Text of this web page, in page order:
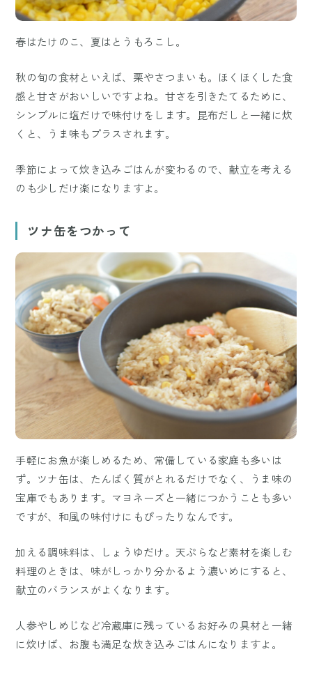
春はたけのこ、夏はとうもろこし。
秋の旬の食材といえば、栗やさつまいも。ほくほくした食
感と甘さがおいしいですよね。甘さを引きたてるために、
シンプルに塩だけで味付けをします。昆布だしと一緒に炊
くと、うま味もプラスされます。
季節によって炊き込みごはんが変わるので、献立を考える
のも少しだけ楽になりますよ。
ツナ缶をつかって
手軽にお魚が楽しめるため、常備している家庭も多いは
ず。ツナ缶は、たんぱく質がとれるだけでなく、うま味の
宝庫でもあります。マヨネーズと一緒につかうことも多い
ですが、和風の味付けにもぴったりなんです。
加える調味料は、しょうゆだけ。天ぷらなど素材を楽しむ
料理のときは、味がしっかり分かるよう濃いめにすると、
献立のバランスがよくなります。
人参やしめじなど冷蔵庫に残っているお好みの具材と一緒
に炊けば、お腹も満足な炊き込みごはんになりますよ。